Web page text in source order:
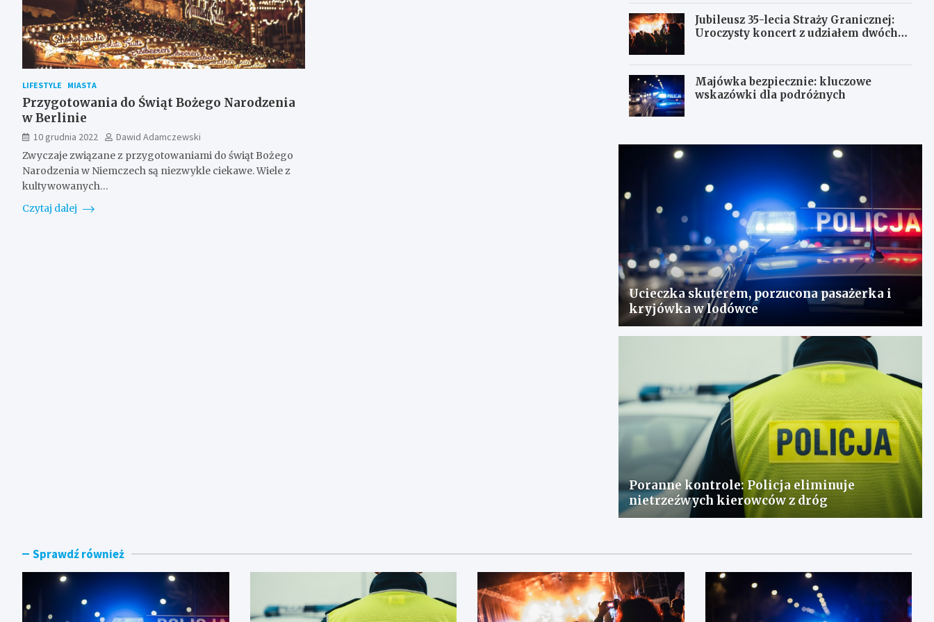
LIFESTYLE MIASTA
Przygotowania do Świąt Bożego Narodzenia
w Berlinie
10 grudnia 2022
Dawid Adamczewski
Zwyczaje związane z przygotowaniami do świąt Bożego
Narodzenia w Niemczech są niezwykle ciekawe. Wiele z
kultywowanych…
Czytaj dalej
Jubileusz 35-lecia Straży Granicznej:
Uroczysty koncert z udziałem dwóch
Majówka bezpiecznie: kluczowe
wskazówki dla podróżnych
Ucieczka skuterem, porzucona pasażerka i
kryjówka w lodówce
Poranne kontrole: Policja eliminuje
nietrzeźwych kierowców z dróg
Sprawdź również